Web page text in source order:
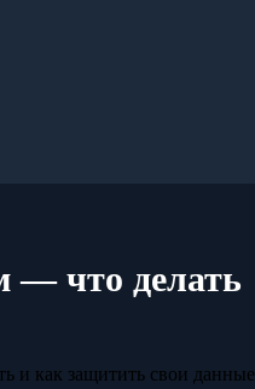
— что делать
и как защитить свои данные